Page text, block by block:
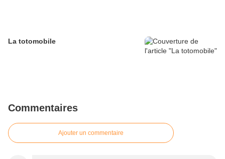
La totomobile
Commentaires
Ajouter un commentaire